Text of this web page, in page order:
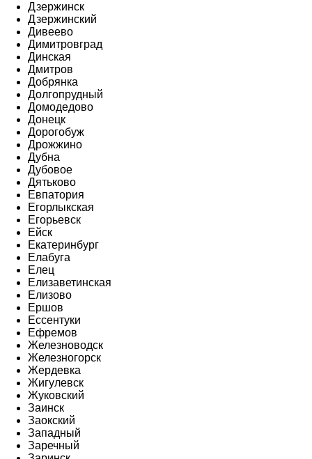
Дзержинск
Дзержинский
Дивеево
Димитровград
Динская
Дмитров
Добрянка
Долгопрудный
Домодедово
Донецк
Дорогобуж
Дрожжино
Дубна
Дубовое
Дятьково
Евпатория
Егорлыкская
Егорьевск
Ейск
Екатеринбург
Елабуга
Елец
Елизаветинская
Елизово
Ершов
Ессентуки
Ефремов
Железноводск
Железногорск
Жердевка
Жигулевск
Жуковский
Заинск
Заокский
Западный
Заречный